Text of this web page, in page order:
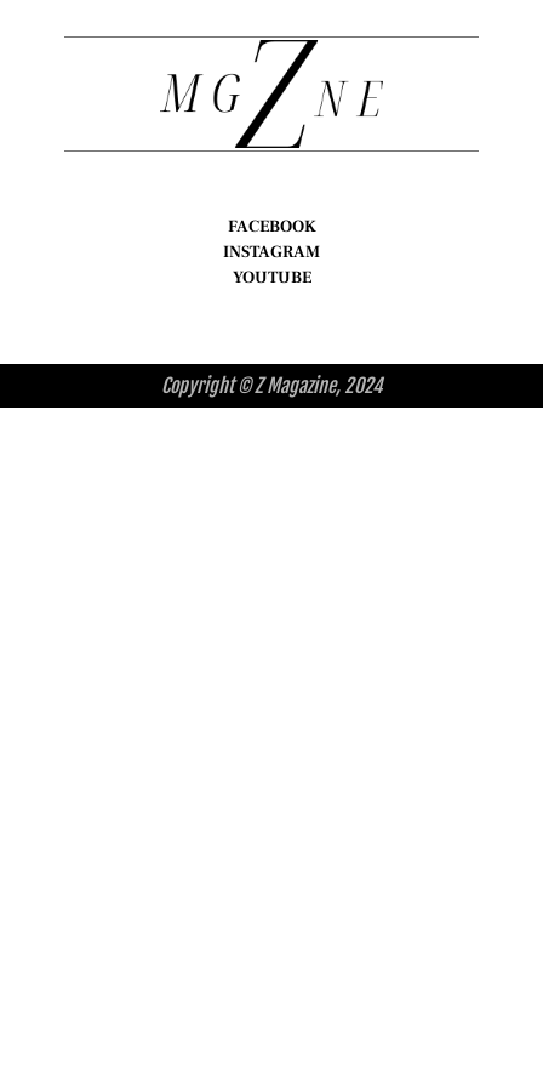
FACEBOOK
INSTAGRAM
YOUTUBE
Copyright © Z Magazine, 2024